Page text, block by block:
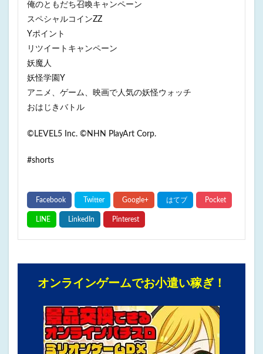
俺のともだち召喚キャンペーン
スペシャルコインZZ
Yポイント
リツイートキャンペーン
妖魔人
妖怪学園Y
アニメ、ゲーム、映画で人気の妖怪ウォッチ
おはじきバトル
©LEVEL5 Inc. ©NHN PlayArt Corp.
#shorts
オンラインゲームでお小遣い稼ぎ！